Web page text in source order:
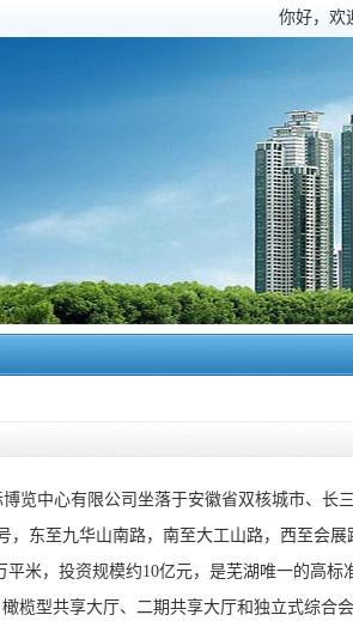
你好，欢
博览中心有限公司坐落于安徽省双核城市、长
，东至九华山南路，南至大工山路，西至会
平米，投资规模约10亿元，是芜湖唯一的高标
榄型共享大厅、二期共享大厅和独立式综合